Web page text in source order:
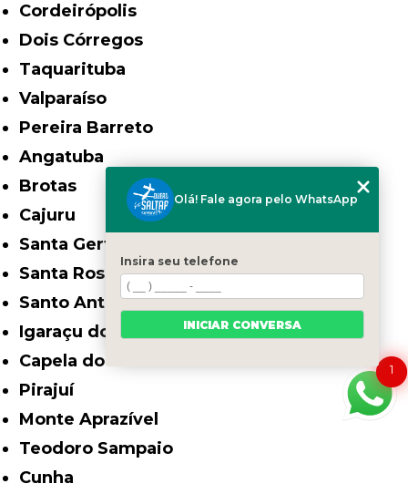
Cordeirópolis
Dois Córregos
Taquarituba
Valparaíso
Pereira Barreto
Angatuba
Brotas
Cajuru
Santa Gertrudes
Santa Rosa de Viterbo
Santo Antônio de Posse
Igaraçu do Tietê
Capela do Alto
Pirajuí
Monte Aprazível
Teodoro Sampaio
Cunha
1
Olá! Fale agora pelo WhatsApp
Insira seu telefone
INICIAR CONVERSA